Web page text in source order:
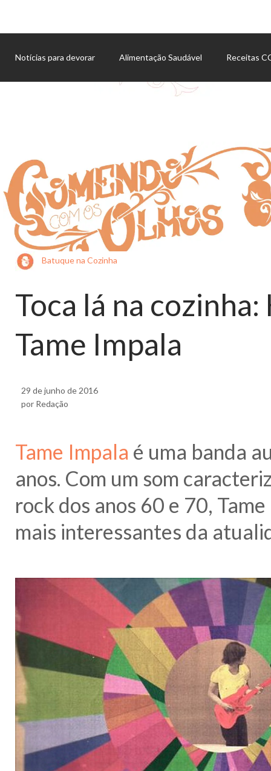
Notícias para devorar Alimentação Saudável Receitas
Batuque na Cozinha
Toca lá na
Tame Impala
29 de junho de 2016
por Redação
Tame Impala é uma banda
anos. Com um som
rock dos anos 60 e 70,
mais interessantes da